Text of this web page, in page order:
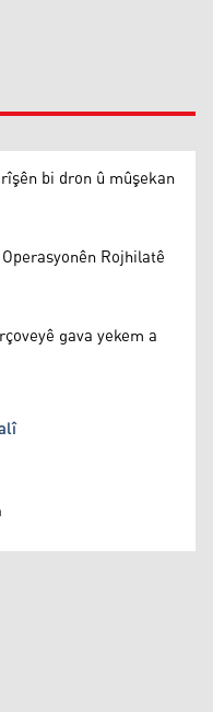
bi dron û mûşekan
Rojhilatê
gava yekem a